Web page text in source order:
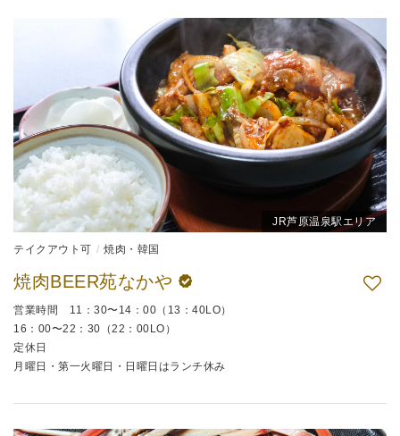
JR芦原温泉駅エリア
テイクアウト可 焼肉・韓国
焼肉BEER苑なかや
営業時間 11：30〜14：00（13：40LO）
16：00〜22：30（22：00LO）
定休日
月曜日・第一火曜日・日曜日はランチ休み